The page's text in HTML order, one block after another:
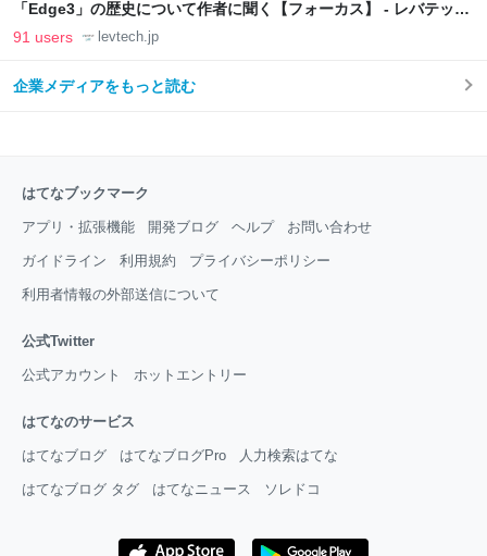
「Edge3」の歴史について作者に聞く【フォーカス】 - レバテック
LAB
91 users levtech.jp
企業メディアをもっと読む
はてなブックマーク
アプリ・拡張機能 開発ブログ ヘルプ お問い合わせ
ガイドライン 利用規約 プライバシーポリシー
利用者情報の外部送信について
公式Twitter
公式アカウント ホットエントリー
はてなのサービス
はてなブログ はてなブログPro 人力検索はてな
はてなブログ タグ はてなニュース ソレドコ